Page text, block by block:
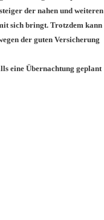
der nahen und weiteren
sich bringt. Trotzdem kann
der guten Versicherung
eine Übernachtung geplant